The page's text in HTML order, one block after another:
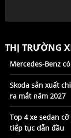
THỊ TRƯỜNG
Mercedes-Benz
Skoda sản xuất
ra mắt năm 2027
Top 4 xe sedan
tiếp tục dẫn đầu